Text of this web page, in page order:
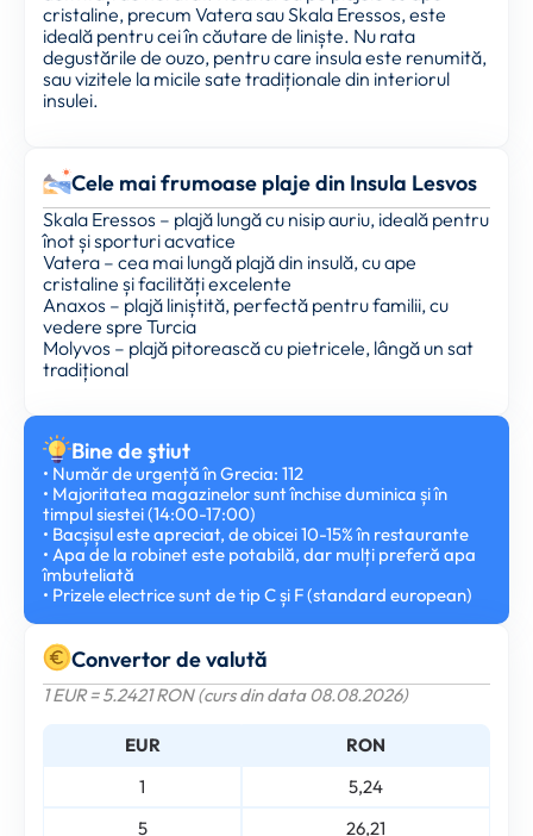
cristaline, precum Vatera sau Skala Eressos, este
ideală pentru cei în căutare de liniște. Nu rata
degustările de ouzo, pentru care insula este renumită,
sau vizitele la micile sate tradiționale din interiorul
insulei.
Cele mai frumoase plaje din Insula Lesvos
Skala Eressos – plajă lungă cu nisip auriu, ideală pentru
înot și sporturi acvatice
Vatera – cea mai lungă plajă din insulă, cu ape
cristaline și facilități excelente
Anaxos – plajă liniștită, perfectă pentru familii, cu
vedere spre Turcia
Molyvos – plajă pitorească cu pietricele, lângă un sat
tradițional
Bine de ştiut
• Număr de urgență în Grecia: 112
• Majoritatea magazinelor sunt închise duminica și în
timpul siestei (14:00-17:00)
• Bacșișul este apreciat, de obicei 10-15% în restaurante
• Apa de la robinet este potabilă, dar mulți preferă apa
îmbuteliată
• Prizele electrice sunt de tip C și F (standard european)
Convertor de valută
1 EUR = 5.2421 RON (curs din data 08.08.2026)
EUR
RON
1
5,24
5
26,21